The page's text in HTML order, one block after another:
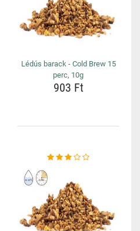
Lédús barack - Cold Brew 15
perc, 10g
903 Ft